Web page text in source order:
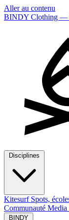
Aller au contenu
BINDY Clothing —
Kitesurf Spots,
Communauté Media